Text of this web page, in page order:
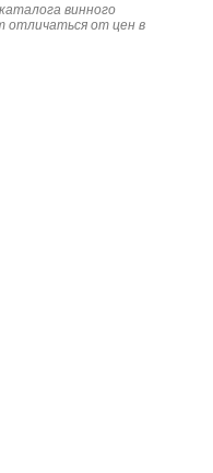
винного
отличаться от цен в